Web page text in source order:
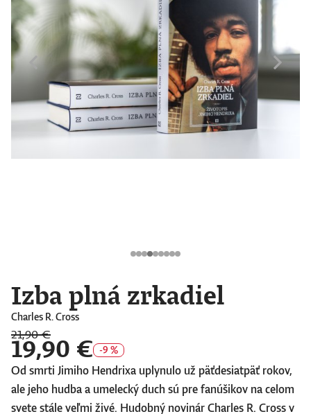
Izba plná zrkadiel
Charles R. Cross
21,90 €
19,90 € -9 %
Od smrti Jimiho Hendrixa uplynulo už päťdesiatpäť rokov,
ale jeho hudba a umelecký duch sú pre fanúšikov na celom
svete stále veľmi živé. Hudobný novinár Charles R. Cross v